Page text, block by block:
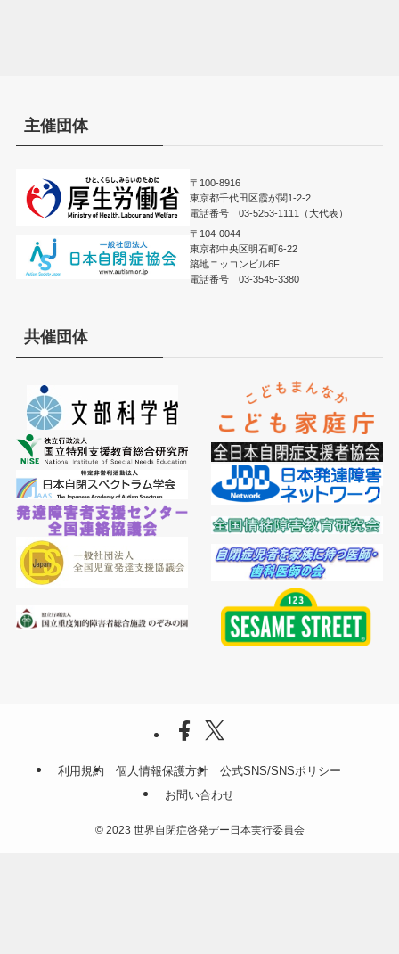
主催団体
〒100-8916
東京都千代田区霞が関1-2-2
電話番号 03-5253-1111（大代表）
〒104-0044
東京都中央区明石町6-22
築地ニッコンビル6F
電話番号 03-3545-3380
共催団体
利用規約 個人情報保護方針
公式SNS/SNSポリシー
お問い合わせ
©2023 世界自閉症啓発デー日本実行委員会